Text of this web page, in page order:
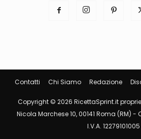
Contatti Chi Siamo Redazione
Copyright © 2026 RicettaSprint.it
Nicola Marchese 10, 00141 Roma (RM) -
I.V.A. 12279101005